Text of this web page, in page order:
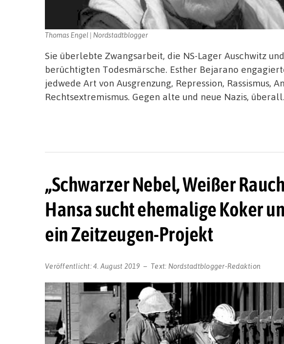
Thomas Engel | Nordstadtblogger
Sie überlebte Zwangsarbeit, die NS-Lager Auschwitz
berüchtigten Todesmärsche. Esther Bejarano
jedwede Art von Ausgrenzung, Repression, Rassismus,
Rechtsextremismus. Gegen alte und neue Nazis,
„Schwarzer Nebel, Weißer
Hansa sucht ehemalige Koker
ein Zeitzeugen-Projekt
Veröffentlicht:4. August 2019 Text: Nordstadtblogger-Redaktion